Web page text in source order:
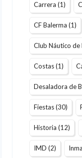
Carrera (1)
CF Balerma (1)
Club Náutico de
Costas(1)
Desaladora de
Fiestas(30)
Historia (12)
IMD (2)